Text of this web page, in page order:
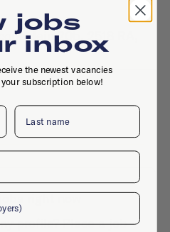
20b, 2518 RA,
right now
profile?Place a job
jobs
inbox
the newest vacancies
subscription below!
Last name